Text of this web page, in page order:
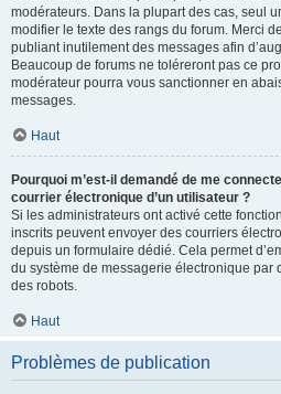
modérateurs. Dans la plupart des cas, seul
modifier le texte des rangs du forum. Merci
publiant inutilement des messages afin
Beaucoup de forums ne toléreront pas ce
modérateur pourra vous sanctionner en
messages.
Haut
Pourquoi m’est-il demandé de me
courrier électronique d’un utilisateur ?
Si les administrateurs ont activé cette
inscrits peuvent envoyer des courriers
depuis un formulaire dédié. Cela permet
du système de messagerie électronique par
des robots.
Haut
Problèmes de publication